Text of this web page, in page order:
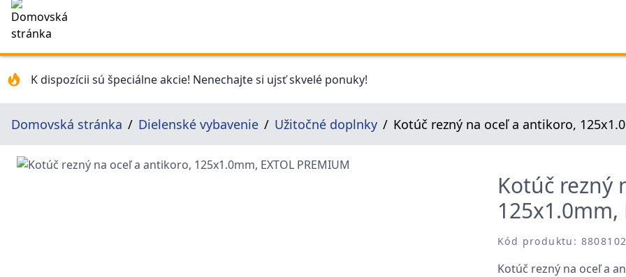
K dispozícii sú špeciálne akcie! Nenechajte si ujsť skvelé ponuky!
Domovská stránka Dielenské vybavenie Užitočné doplnky Kotúč rezný na oceľ a antikoro,
Kotúč rezný
125x1.0mm,
Kód produktu: 8808102
Kotúč rezný na oceľ a